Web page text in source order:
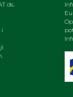
ds.
i